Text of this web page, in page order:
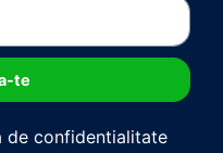
de confidentialitate